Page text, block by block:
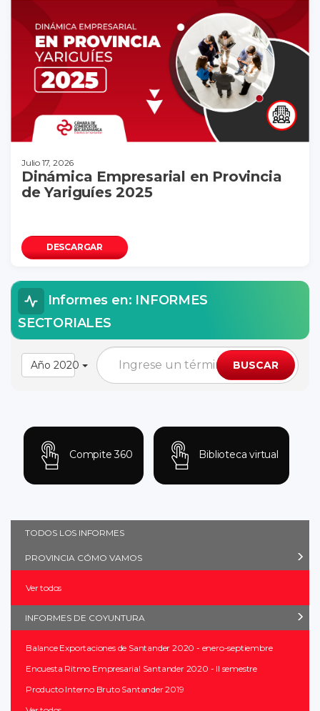
Julio 17, 2026
Dinámica Empresarial en Provincia
de Yariguíes 2025
DESCARGAR
Informes en: INFORMES
SECTORIALES
Año 2020 BUSCAR
Compite 360 Biblioteca virtual
TODOS LOS INFORMES
PROVINCIA CÓMO VAMOS
Ver todos
INFORMES DE COYUNTURA
Balance Exportaciones de Santander 2020 - enero-septiembre
Encuesta Ritmo Empresarial Santander 2020 - II semestre
Producto Interno Bruto Santander 2019